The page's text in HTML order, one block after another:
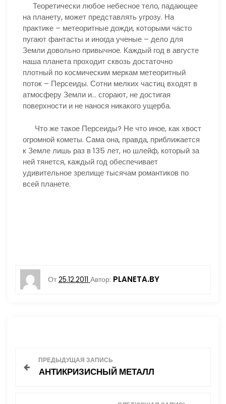
Теоретически любое небесное тело, падающее
на планету, может представлять угрозу. На
практике – метеоритные дожди, которыми часто
пугают фантасты и иногда ученые – дело для
Земли довольно привычное. Каждый год в августе
наша планета проходит сквозь достаточно
плотный по космическим меркам метеоритный
поток – Персеиды. Сотни мелких частиц входят в
атмосферу Земли и… сгорают, не достигая
поверхности и не нанося никакого ущерба.
Что же такое Персеиды? Не что иное, как хвост
огромной кометы. Сама она, правда, приближается
к Земле лишь раз в 135 лет, но шлейф, который за
ней тянется, каждый год обеспечивает
удивительное зрелище тысячам романтиков по
всей планете.
От 25.12.2011 Автор: PLANETA.BY
ПРЕДЫДУЩАЯ ЗАПИСЬ
АНТИКРИЗИСНЫЙ МЕТАЛЛ